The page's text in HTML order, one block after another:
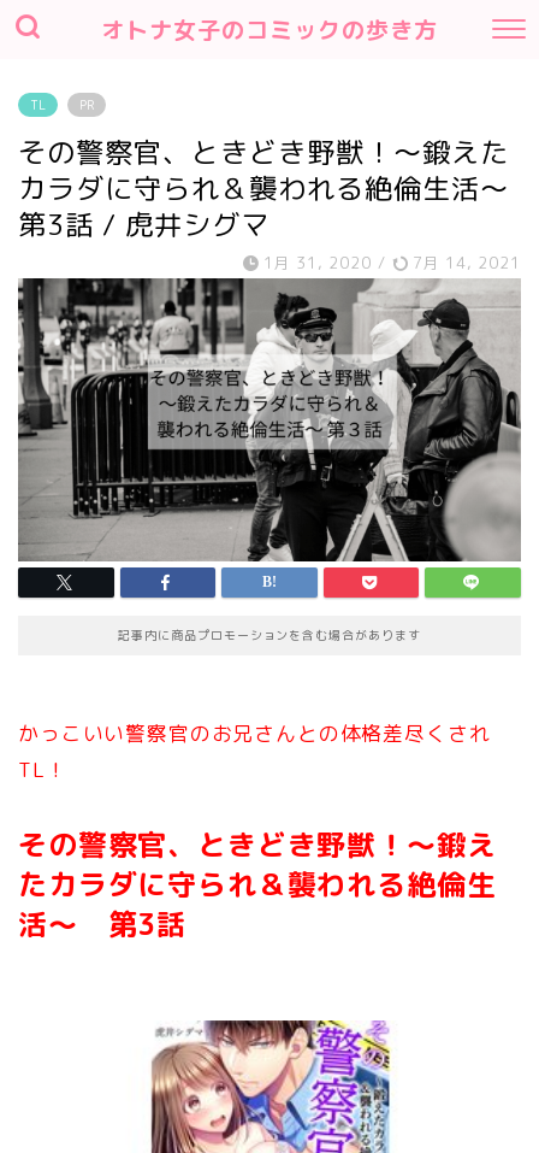
オトナ女子のコミックの歩き方
TL PR
その警察官、ときどき野獣！～鍛えた
カラダに守られ＆襲われる絶倫生活～
第3話 / 虎井シグマ
1月 31, 2020 / 7月 14, 2021
記事内に商品プロモーションを含む場合があります
かっこいい警察官のお兄さんとの体格差尽くされ
TL！
その警察官、ときどき野獣！ ～鍛え
たカラダに守られ＆襲われる絶倫生
活～ 第3話